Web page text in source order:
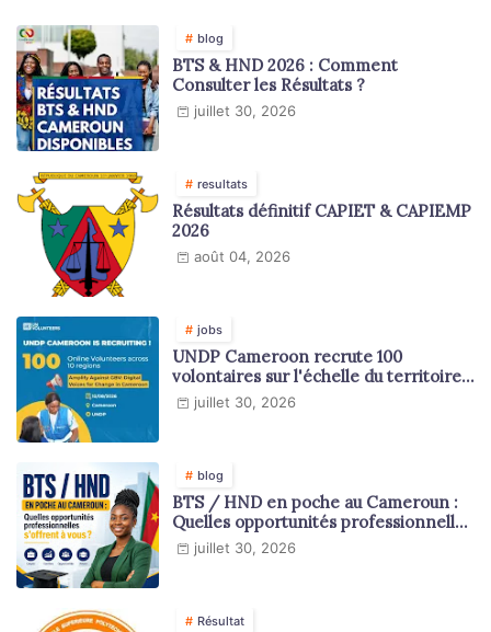
blog
BTS & HND 2026 : Comment
Consulter les Résultats ?
juillet 30, 2026
resultats
Résultats définitif CAPIET & CAPIEMP
2026
août 04, 2026
jobs
UNDP Cameroon recrute 100
volontaires sur l'échelle du territoire
national
juillet 30, 2026
blog
BTS / HND en poche au Cameroun :
Quelles opportunités professionnelles
s'offrent à vous ?
juillet 30, 2026
Résultat